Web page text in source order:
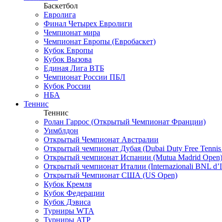
Баскетбол
Евролига
Финал Четырех Евролиги
Чемпионат мира
Чемпионат Европы (Евробаскет)
Кубок Европы
Кубок Вызова
Единая Лига ВТБ
Чемпионат России ПБЛ
Кубок России
НБА
Теннис
Теннис
Ролан Гаррос (Открытый Чемпионат Франции)
Уимблдон
Открытый Чемпионат Австралии
Открытый чемпионат Дубая (Dubai Duty Free Tennis
Открытый чемпионат Испании (Mutua Madrid Open)
Открытый чемпионат Италии (Internazionali BNL
Открытый Чемпионат США (US Open)
Кубок Кремля
Кубок Федерации
Кубок Дэвиса
Турниры WTA
Турниры ATP